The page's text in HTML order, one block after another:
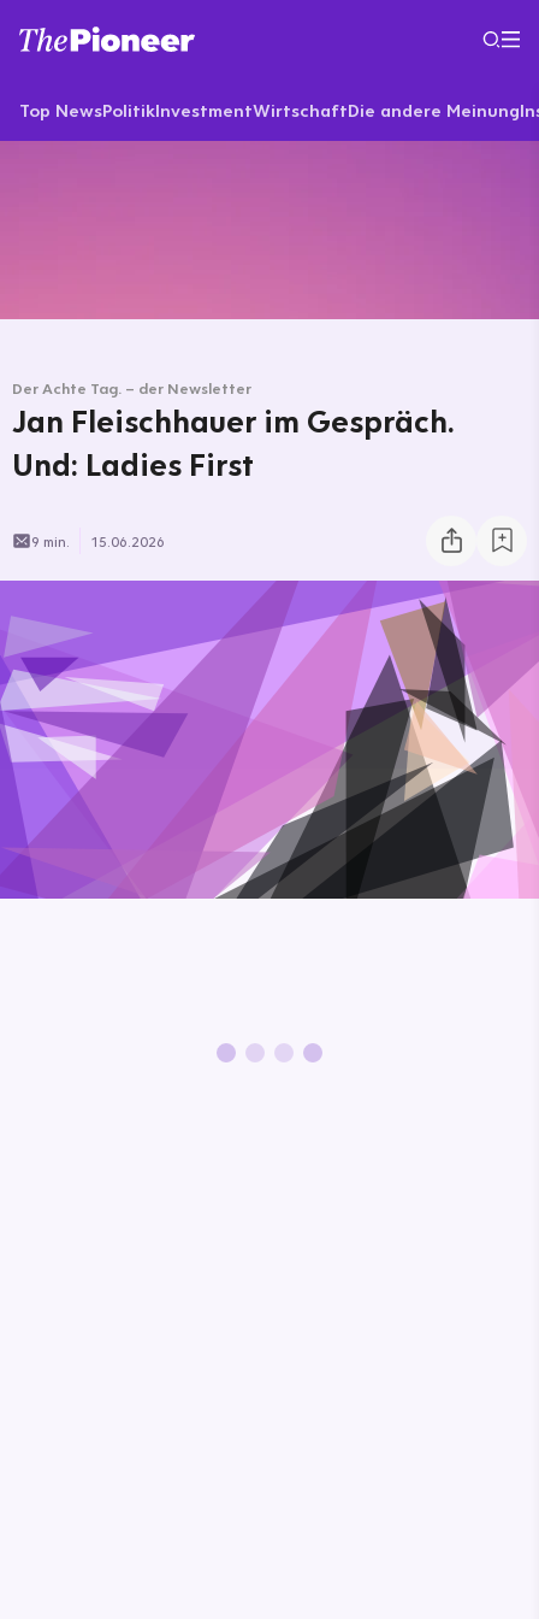
Top NewsPolitikInvestmentWirtschaftDie andere Meinung
Der Achte Tag. – der Newsletter
Jan Fleischhauer im Gespräch.
Und: Ladies First
9 min. 15.06.2026